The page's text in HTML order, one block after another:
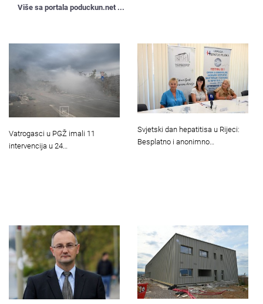
Više sa portala poduckun.net ...
Vatrogasci u PGŽ imali 11
intervencija u 24…
Svjetski dan hepatitisa u Rijeci:
Besplatno i anonimno…